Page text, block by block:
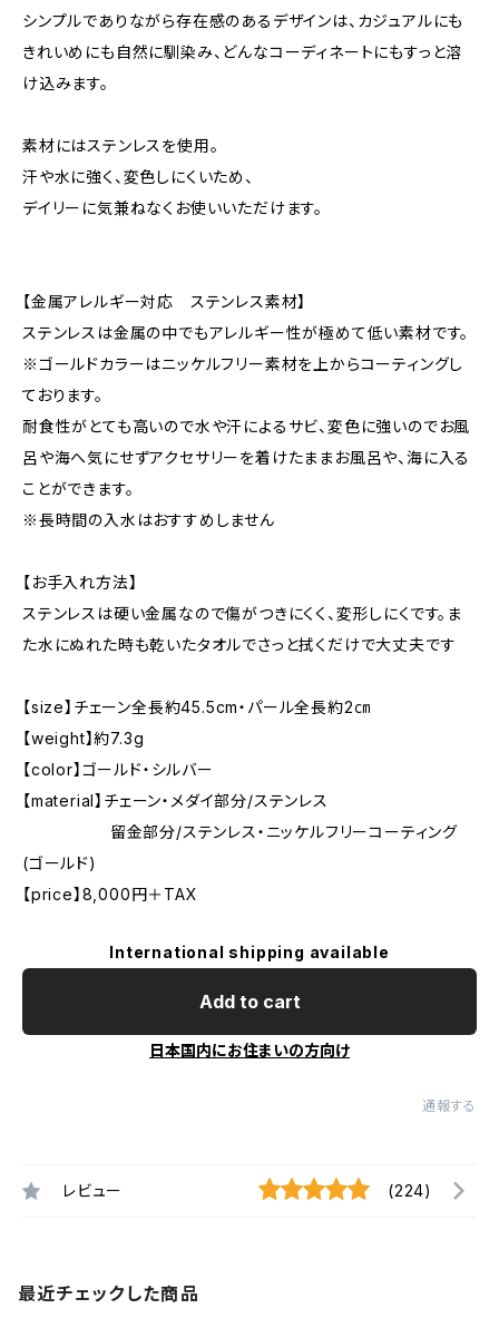
シンプルでありながら存在感のあるデザインは、カジュアルにも
きれいめにも自然に馴染み、どんなコーディネートにもすっと溶
け込みます。
素材にはステンレスを使用。
汗や水に強く、変色しにくいため、
デイリーに気兼ねなくお使いいただけます。
【金属アレルギー対応 ステンレス素材】
ステンレスは金属の中でもアレルギー性が極めて低い素材です。
※ゴールドカラーはニッケルフリー素材を上からコーティングし
ております。
耐食性がとても高いので水や汗によるサビ、変色に強いのでお風
呂や海へ気にせずアクセサリーを着けたままお風呂や、海に入る
ことができます。
※長時間の入水はおすすめしません
【お手入れ方法】
ステンレスは硬い金属なので傷がつきにくく、変形しにくです。ま
た水にぬれた時も乾いたタオルでさっと拭くだけで大丈夫です
【size】チェーン全長約45.5cm・パール全長約2㎝
【weight】約7.3g
【color】ゴールド・シルバー
【material】チェーン・メダイ部分/ステンレス
留金部分/ステンレス・ニッケルフリーコーティング
(ゴールド)
【price】8,000円＋TAX
International shipping available
Add to cart
日本国内にお住まいの方向け
通報する
レビュー (224)
最近チェックした商品